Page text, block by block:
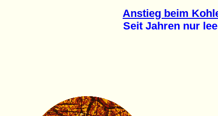
Anstieg beim
Seit Jahren nur